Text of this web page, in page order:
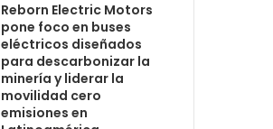
Reborn Electric Motors
pone foco en buses
eléctricos diseñados
para descarbonizar la
minería y liderar la
movilidad cero
emisiones en